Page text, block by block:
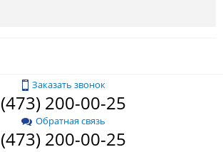
Заказать звонок
(473) 200-00-25
Обратная связь
(473) 200-00-25